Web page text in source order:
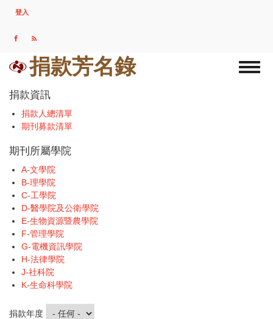
USER
MENU
登入
捐款芳名錄
捐款資訊
捐款人總清單
期刊募款清單
期刊所屬學院
A-文學院
B-理學院
C-工學院
D-醫學院及公衛學院
E-生物資源暨農學院
F-管理學院
G-電機資訊學院
H-法律學院
J-社科院
K-生命科學院
捐款年度